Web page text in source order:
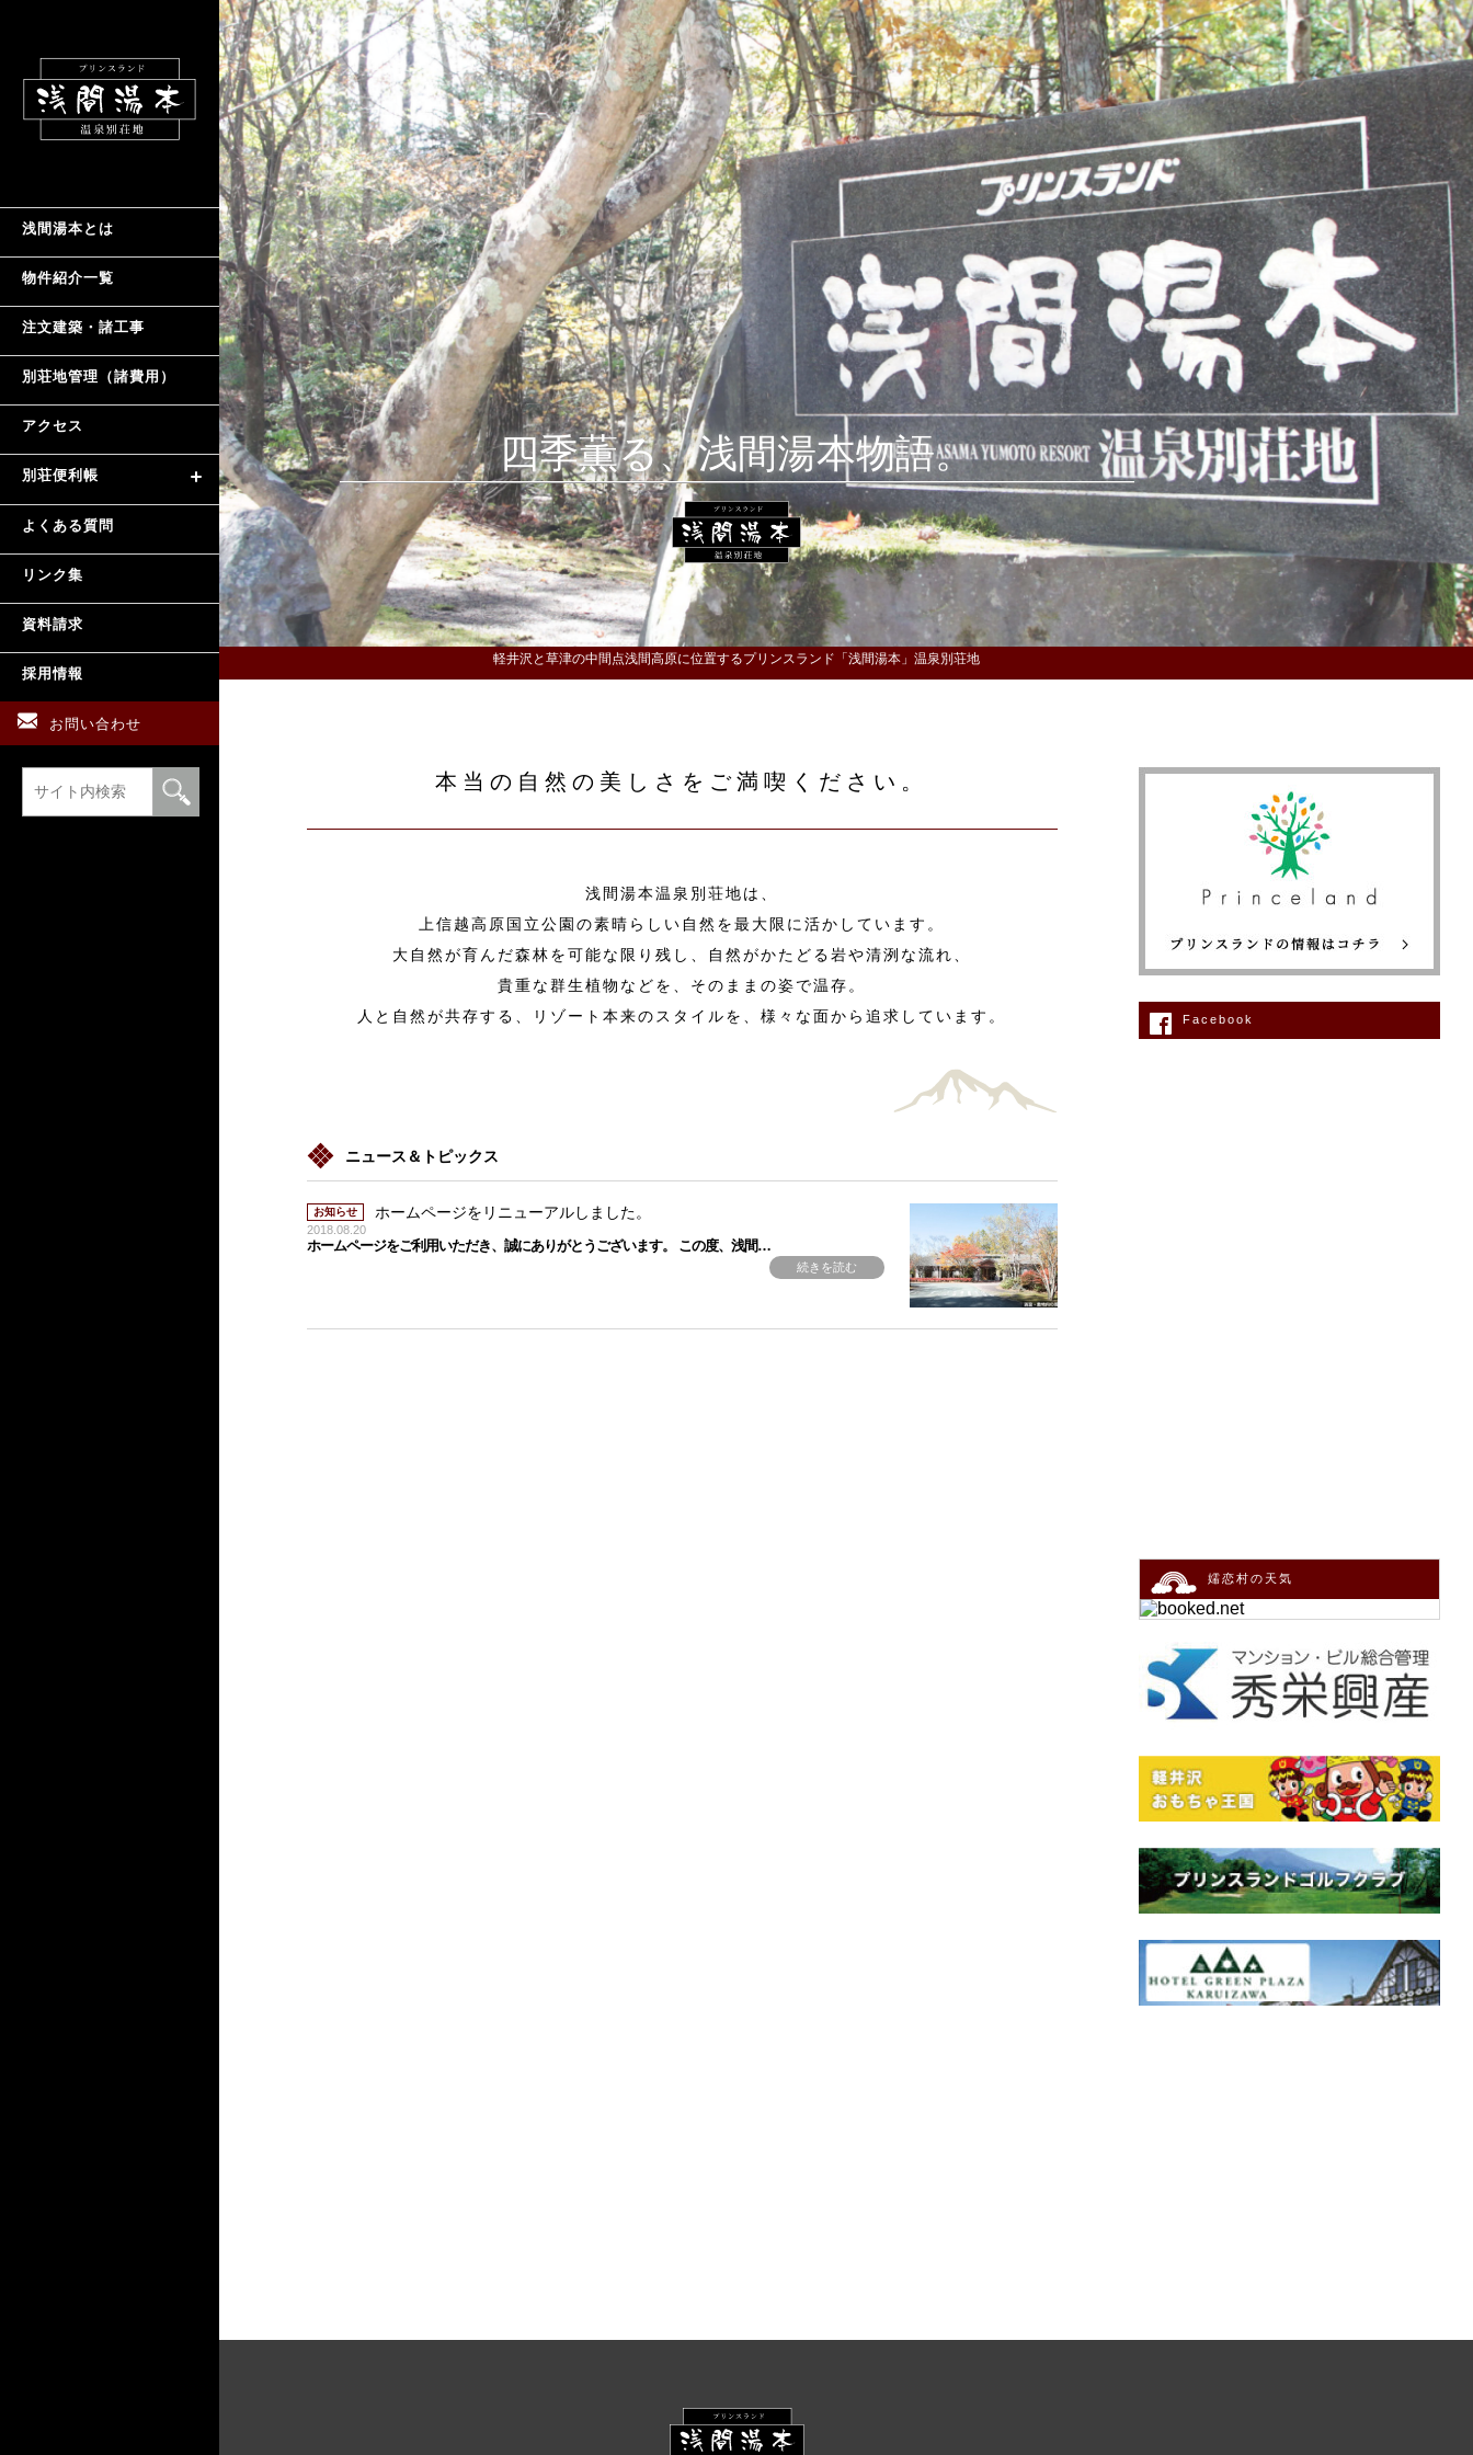
浅間湯本とは
物件紹介一覧
注文建築・諸工事
別荘地管理（諸費用）
アクセス
別荘便利帳
よくある質問
リンク集
資料請求
採用情報
お問い合わせ
四季薫る、浅間湯本物語。
軽井沢と草津の中間点浅間高原に位置するプリンスランド「浅間湯本」温泉別荘地
本当の自然の美しさをご満喫ください。
浅間湯本温泉別荘地は、
上信越高原国立公園の素晴らしい自然を最大限に活かしています。
大自然が育んだ森林を可能な限り残し、自然がかたどる岩や清洌な流れ、
貴重な群生植物などを、そのままの姿で温存。
人と自然が共存する、リゾート本来のスタイルを、様々な面から追求しています。
ニュース＆トピックス
お知らせ ホームページをリニューアルしました。
2018.08.20
ホームページをご利用いただき、誠にありがとうございます。 この度、浅間…
続きを読む
Facebook
嬬恋村の天気